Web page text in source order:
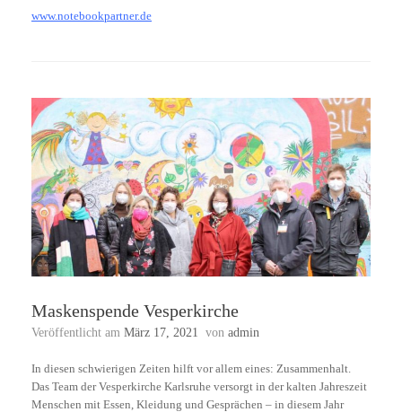
www.notebookpartner.de
Maskenspende Vesperkirche
Veröffentlicht am März 17, 2021 von admin
In diesen schwierigen Zeiten hilft vor allem eines: Zusammenhalt.
Das Team der Vesperkirche Karlsruhe versorgt in der kalten Jahreszeit
Menschen mit Essen, Kleidung und Gesprächen – in diesem Jahr